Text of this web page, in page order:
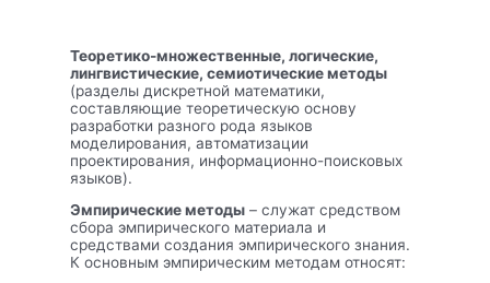
Теоретико-множественные, логические,
лингвистические, семиотические методы
(разделы дискретной математики,
составляющие теоретическую основу
разработки разного рода языков
моделирования, автоматизации
проектирования, информационно-поисковых
языков).
Эмпирические методы – служат средством
сбора эмпирического материала и
средствами создания эмпирического знания.
К основным эмпирическим методам относят: